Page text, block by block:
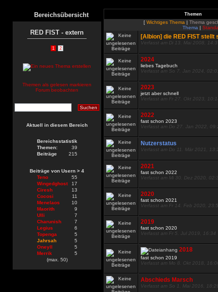
Bereichsübersicht
RED FIST - extern
1 2
Themen als gelesen markieren
Forum beobachten
Aktuell in diesem Bereich
Bereichsstatistik
Themen:
39
Beiträge
215
Beiträge von Usern > 4
Teno
55
Wingedghost
17
Ciresh
13
Cocosi
11
Menelaos
10
Maorith
9
Ulli
7
Charunish
7
Legius
6
Topenga
5
Jahrsah
5
Oneyll
5
Merrik
5
(max. 50)
Themen
[ Wichtiges Thema | Thema
Thema |
[Albion] die RED FIST stellt
Verfasst am Di 13. Mai 2008,
2024
liebes Tagebuch
Verfasst am So 7. Jan 2024,
2023
jetzt aber schnell
Verfasst am Fr 27. Okt 2023,
2022
fast schon 2023
Verfasst am Do 27. Jan 2022,
Nutzerstatus
Verfasst am Do 11. Mär 2021,
2021
fast schon 2022
Verfasst am Mi 30. Dez 2020,
2020
fast schon 2021
Verfasst am Fr 14. Feb 2020,
2019
fast schon 2020
Verfasst am Fr 5. Jul 2019, 16:34
2018
fast schon 2019
Verfasst am Mo 8. Okt 2018,
Abschieds Marsch
Verfasst am So 1. Mai 2016,